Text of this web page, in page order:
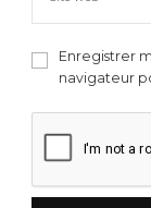
Enregistrer
navigateur